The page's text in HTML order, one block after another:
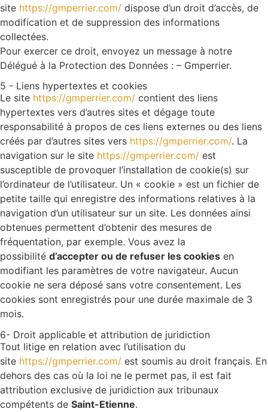
site https://gmperrier.com/ dispose d’un droit d’accès, de
modification et de suppression des informations
collectées.
Pour exercer ce droit, envoyez un message à notre
Délégué à la Protection des Données : – Gmperrier.
5 - Liens hypertextes et cookies
Le site https://gmperrier.com/ contient des liens
hypertextes vers d’autres sites et dégage toute
responsabilité à propos de ces liens externes ou des liens
créés par d’autres sites vers https://gmperrier.com/. La
navigation sur le site https://gmperrier.com/ est
susceptible de provoquer l’installation de cookie(s) sur
l’ordinateur de l’utilisateur. Un « cookie » est un fichier de
petite taille qui enregistre des informations relatives à la
navigation d’un utilisateur sur un site. Les données ainsi
obtenues permettent d’obtenir des mesures de
fréquentation, par exemple. Vous avez la
possibilité d’accepter ou de refuser les cookies en
modifiant les paramètres de votre navigateur. Aucun
cookie ne sera déposé sans votre consentement. Les
cookies sont enregistrés pour une durée maximale de 3
mois.
6- Droit applicable et attribution de juridiction
Tout litige en relation avec l’utilisation du
site https://gmperrier.com/ est soumis au droit français. En
dehors des cas où la loi ne le permet pas, il est fait
attribution exclusive de juridiction aux tribunaux
compétents de Saint-Etienne.